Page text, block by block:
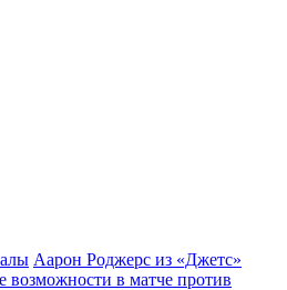
Аарон Роджерс из «Джетс»
возможности в матче против